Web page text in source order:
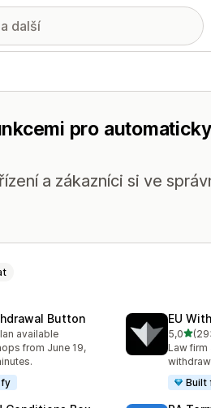
pro automaticky
a zákazníci si ve
Button
485
available
from June 19,
EU
5,0z 5
Celkový
Law
Built